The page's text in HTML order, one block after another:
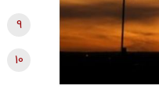
9
10